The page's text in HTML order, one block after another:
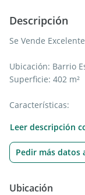
Descripción
Se Vende
Ubicación: Barrio
Superficie: 402 m²
Características:
- Todos los
Este terreno es
convierten en una
Leer descripción
Pedir más datos
Ubicación